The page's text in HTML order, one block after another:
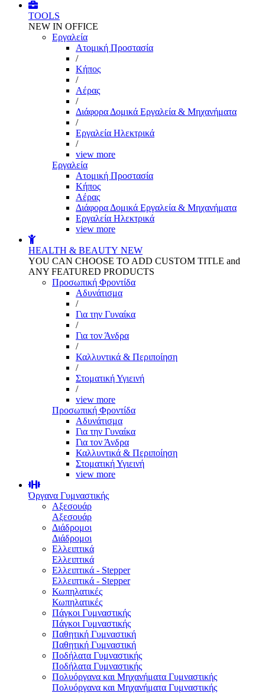
TOOLS
NEW IN OFFICE
Εργαλεία
Aτομική Προστασία
/
Kήπος
/
Αέρας
/
Διάφορα Δομικά Εργαλεία & Μηχανήματα
/
Εργαλεία Ηλεκτρικά
/
view more
Εργαλεία
Aτομική Προστασία
Kήπος
Αέρας
Διάφορα Δομικά Εργαλεία & Μηχανήματα
Εργαλεία Ηλεκτρικά
view more
HEALTH & BEAUTY NEW
YOU CAN CHOOSE TO ADD CUSTOM TITLE and
ANY FEATURED PRODUCTS
Προσωπική Φροντίδα
Αδυνάτισμα
/
Για την Γυναίκα
/
Για τον Άνδρα
/
Καλλυντικά & Περιποίηση
/
Στοματική Υγιεινή
/
view more
Προσωπική Φροντίδα
Αδυνάτισμα
Για την Γυναίκα
Για τον Άνδρα
Καλλυντικά & Περιποίηση
Στοματική Υγιεινή
view more
Όργανα Γυμναστικής
Αξεσουάρ
Αξεσουάρ
Διάδρομοι
Διάδρομοι
Ελλειπτικά
Ελλειπτικά
Ελλειπτικά - Stepper
Ελλειπτικά - Stepper
Κωπηλατικές
Κωπηλατικές
Πάγκοι Γυμναστικής
Πάγκοι Γυμναστικής
Παθητική Γυμναστική
Παθητική Γυμναστική
Ποδήλατα Γυμναστικής
Ποδήλατα Γυμναστικής
Πολυόργανα και Μηχανήματα Γυμναστικής
Πολυόργανα και Μηχανήματα Γυμναστικής